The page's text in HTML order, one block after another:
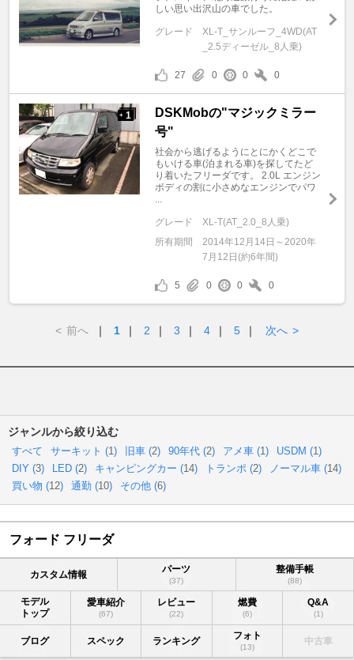
しい思い出沢山の車でした。
グレード
XL-T_サンルーフ_4WD(AT
_2.5ディーゼル_8人乗)
27 0 0 0
+ 1
DSKMobの"マジックミラー
号"
社会から逃げるようにとにかくどこで
もいける車(泊まれる車)を探してたど
り着いたフリーダです。 2.0L エンジン
ボディの割に小さめなエンジンでパワ
...
グレード
XL-T(AT_2.0_8人乗)
所有期間
2014年12月14日～2020年
7月12日(約6年間)
5 0 0 0
< 前へ ｜ 1 ｜ 2 ｜ 3 ｜ 4 ｜ 5 ｜ 次へ >
ジャンルから絞り込む
すべて サーキット (1) 旧車 (2) 90年代 (2) アメ車 (1) USDM (1)
DIY (3) LED (2) キャンピングカー (14) トランポ (2) ノーマル車 (14)
買い物 (12) 通勤 (10) その他 (6)
フォード フリーダ
カスタム情報 パーツ
(37)
整備手帳
(88)
モデル
トップ
愛車紹介
(67)
レビュー
(22)
燃費
(6)
Q&A
(1)
ブログ スペック ランキング フォト
(13)
中古車